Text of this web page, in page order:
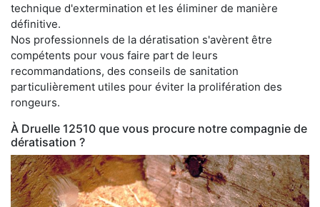
technique d'extermination et les éliminer de manière
définitive.
Nos professionnels de la dératisation s'avèrent être
compétents pour vous faire part de leurs
recommandations, des conseils de sanitation
particulièrement utiles pour éviter la prolifération des
rongeurs.
À Druelle 12510 que vous procure notre compagnie de
dératisation ?